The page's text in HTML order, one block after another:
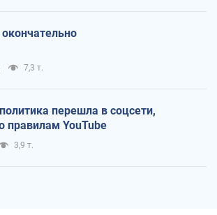
7,3 т.
перешла в соцсети,
правилам YouTube
3,9 т.